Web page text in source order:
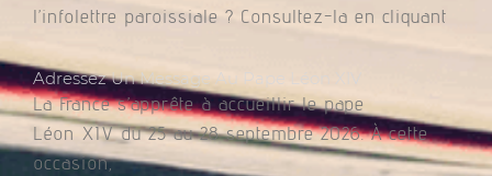
l’infolettre paroissiale ? Consultez-la en cliquant
Adressez Un Message Au Pape Léon XIV
La France s’apprête à accueillir le pape
Léon XIV du 25 au 28 septembre 2026. À cette
occasion,